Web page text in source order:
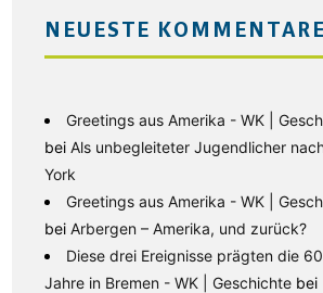
NEUESTE KOMMENTARE
Greetings aus Amerika - WK |
bei Als unbegleiteter Jugendlicher
York
Greetings aus Amerika - WK |
bei Arbergen – Amerika, und zurück?
Diese drei Ereignisse prägten die
Jahre in Bremen - WK | Geschichte bei